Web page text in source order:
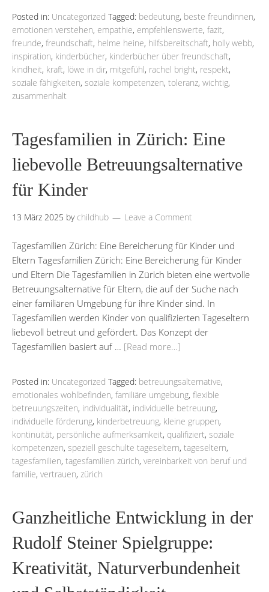
Posted in: Uncategorized Tagged: bedeutung, beste freundinnen,
emotionen verstehen, empathie, empfehlenswerte, fazit,
freunde, freundschaft, helme heine, hilfsbereitschaft, holly webb,
inspiration, kinderbücher, kinderbücher über freundschaft,
kindheit, kraft, löwe in dir, mitgefühl, rachel bright, respekt,
soziale fähigkeiten, soziale kompetenzen, toleranz, wichtig,
zusammenhalt
Tagesfamilien in Zürich: Eine
liebevolle Betreuungsalternative
für Kinder
13 März 2025 by childhub Leave a Comment
Tagesfamilien Zürich: Eine Bereicherung für Kinder und
Eltern Tagesfamilien Zürich: Eine Bereicherung für Kinder
und Eltern Die Tagesfamilien in Zürich bieten eine wertvolle
Betreuungsalternative für Eltern, die auf der Suche nach
einer familiären Umgebung für ihre Kinder sind. In
Tagesfamilien werden Kinder von qualifizierten Tageseltern
liebevoll betreut und gefördert. Das Konzept der
Tagesfamilien basiert auf … [Read more…]
Posted in: Uncategorized Tagged: betreuungsalternative,
emotionales wohlbefinden, familiäre umgebung, flexible
betreuungszeiten, individualität, individuelle betreuung,
individuelle förderung, kinderbetreuung, kleine gruppen,
kontinuität, persönliche aufmerksamkeit, qualifiziert, soziale
kompetenzen, speziell geschulte tageseltern, tageseltern,
tagesfamilien, tagesfamilien zürich, vereinbarkeit von beruf und
familie, vertrauen, zürich
Ganzheitliche Entwicklung in der
Rudolf Steiner Spielgruppe:
Kreativität, Naturverbundenheit